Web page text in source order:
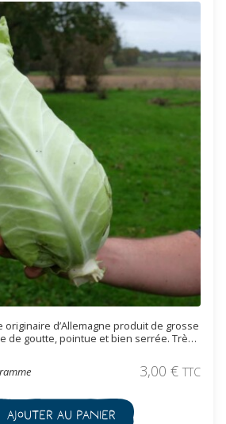
originaire d’Allemagne produit de grosse
de goutte, pointue et bien serrée. Très
3,00 € TTC
Ajouter au panier